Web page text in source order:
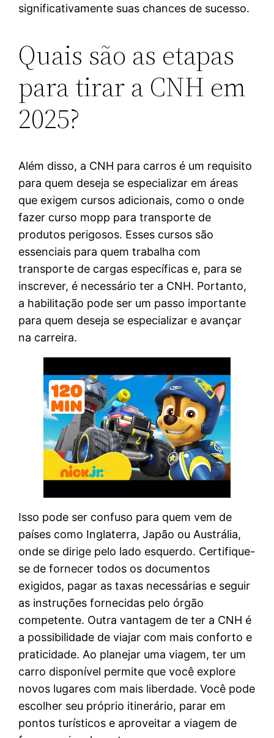
significativamente suas chances de sucesso.
Quais são as etapas
para tirar a CNH em
2025?
Além disso, a CNH para carros é um requisito
para quem deseja se especializar em áreas
que exigem cursos adicionais, como o onde
fazer curso mopp para transporte de
produtos perigosos. Esses cursos são
essenciais para quem trabalha com
transporte de cargas específicas e, para se
inscrever, é necessário ter a CNH. Portanto,
a habilitação pode ser um passo importante
para quem deseja se especializar e avançar
na carreira.
Isso pode ser confuso para quem vem de
países como Inglaterra, Japão ou Austrália,
onde se dirige pelo lado esquerdo. Certifique-
se de fornecer todos os documentos
exigidos, pagar as taxas necessárias e seguir
as instruções fornecidas pelo órgão
competente. Outra vantagem de ter a CNH é
a possibilidade de viajar com mais conforto e
praticidade. Ao planejar uma viagem, ter um
carro disponível permite que você explore
novos lugares com mais liberdade. Você pode
escolher seu próprio itinerário, parar em
pontos turísticos e aproveitar a viagem de